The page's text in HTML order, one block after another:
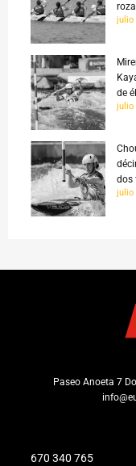
julio
de
julio
dos
julio
Paseo Anoeta 7
670 340 765